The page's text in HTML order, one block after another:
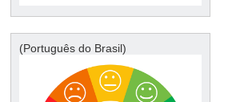
(Português do Brasil)